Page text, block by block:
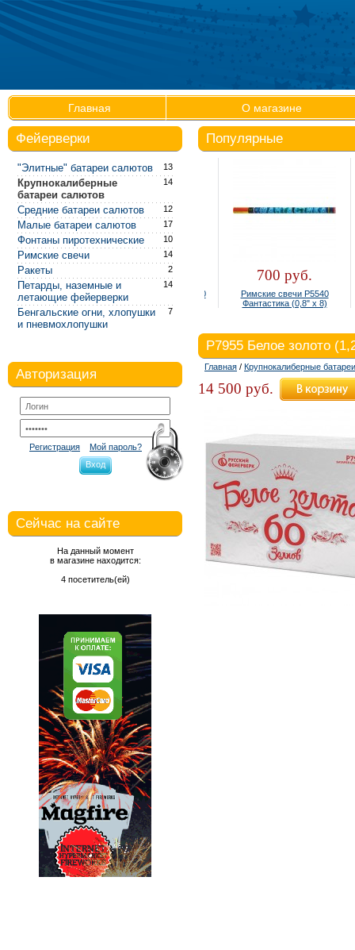
Главная О магазине
Фейерверки
13
"Элитные" батареи салютов
14
Крупнокалиберные
батареи салютов
12
Средние батареи салютов
17
Малые батареи салютов
10
Фонтаны пиротехнические
14
Римские свечи
2
Ракеты
14
Петарды, наземные и
летающие фейерверки
7
Бенгальские огни, хлопушки
и пневмохлопушки
Авторизация
Регистрация
Мой пароль?
Вход
Сейчас на сайте
На данный момент
в магазине находится:
4 посетитель(ей)
Популярные
300 руб.
Фонтан настольный Р4810
(упаковка 4 шт.)
700 руб.
Римские свечи Р5540
Фантастика (0,8" х 8)
Р7955 Белое золото
Главная / Крупнокалиберные
14 500 руб.